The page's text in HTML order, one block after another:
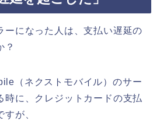
ーになった人は、支払い遅延の
？
（ネクストモバイル）のサー
時に、クレジットカードの支払
が、